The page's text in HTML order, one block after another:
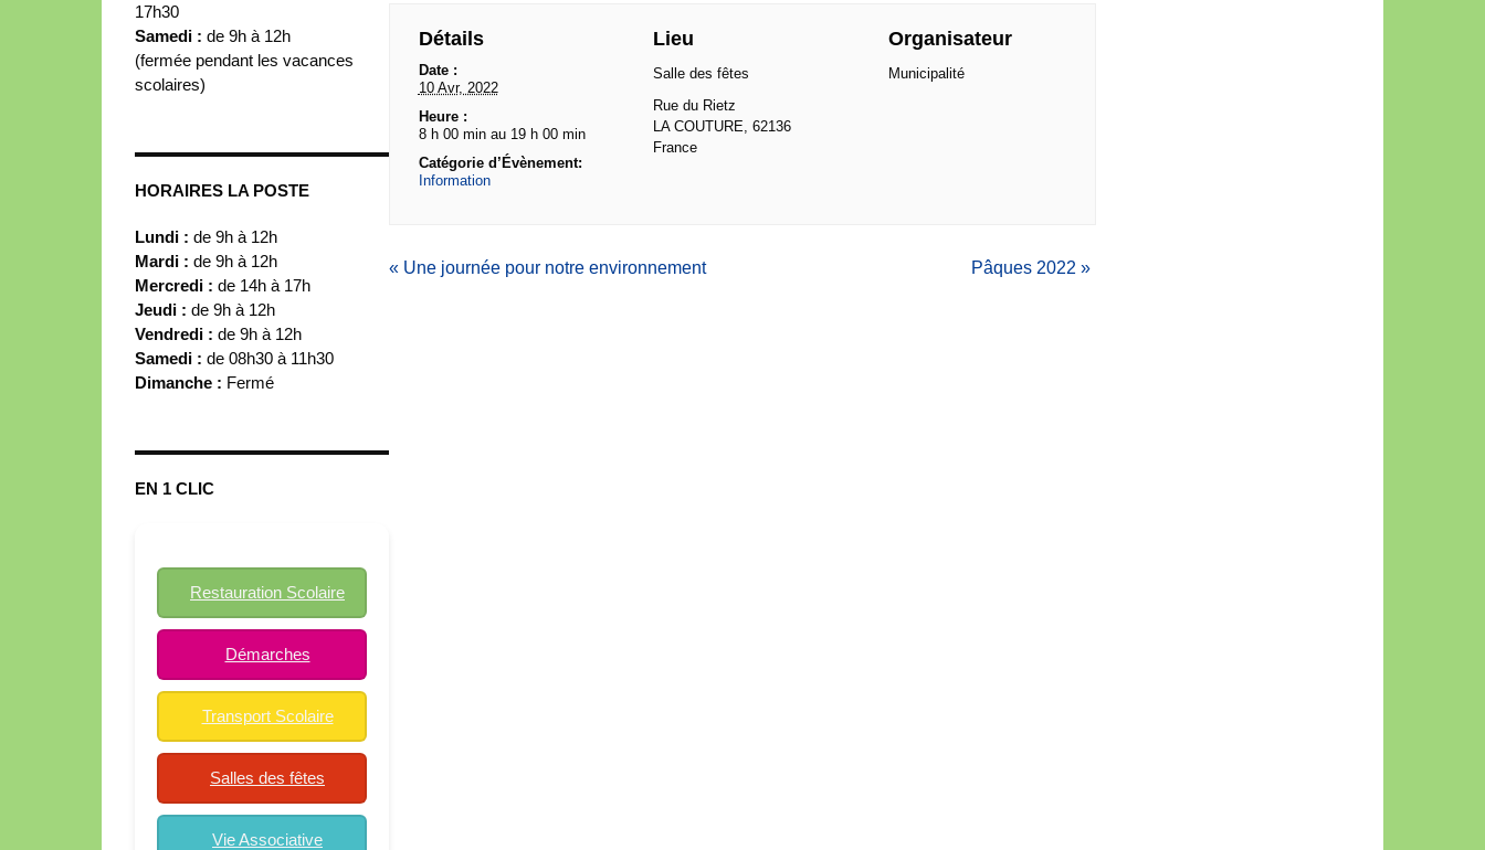
17h30
Samedi : de 9h à 12h
(fermée pendant les vacances
scolaires)
HORAIRES LA POSTE
Lundi : de 9h à 12h
Mardi : de 9h à 12h
Mercredi : de 14h à 17h
Jeudi : de 9h à 12h
Vendredi : de 9h à 12h
Samedi : de 08h30 à 11h30
Dimanche : Fermé
EN 1 CLIC
Restauration Scolaire
Démarches
Transport Scolaire
Salles des fêtes
Vie Associative
Détails
Date :
10 Avr, 2022
Heure :
8 h 00 min au 19 h 00 min
Catégorie d’Évènement:
Information
Lieu
Salle des fêtes
Rue du Rietz
LA COUTURE
62136
France
Organisateur
Municipalité
« Une journée pour notre environnement Pâques 2022 »